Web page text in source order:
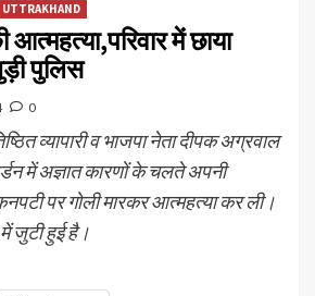
UTTRAKHAND
में छाया
पुलिस
0
व्यापारी व भाजपा नेता दीपक अग्रवाल
में अज्ञात कारणों के चलते अपनी
पर गोली मारकर आत्महत्या कर ली।
जुटी हुई है।